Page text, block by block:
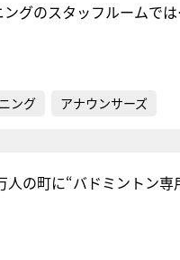
グのスタッフルームで
ング アナウンサーズ
人の町に“バドミントン